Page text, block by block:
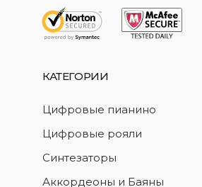
КАТЕГОРИИ
Цифровые пианино
Цифровые рояли
Синтезаторы
Аккордеоны и Баяны